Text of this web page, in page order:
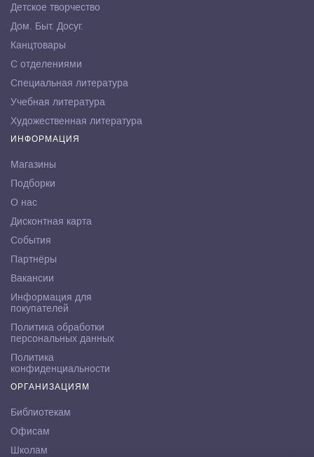
Детское творчество
Дом. Быт. Досуг.
Канцтовары
С отделениями
Специальная литература
Учебная литература
Художественная литература
ИНФОРМАЦИЯ
Магазины
Подборки
О нас
Дисконтная карта
События
Партнёры
Вакансии
Информация для
покупателей
Политика обработки
персональных данных
Политика
конфиденциальности
ОРГАНИЗАЦИЯМ
Библиотекам
Офисам
Школам